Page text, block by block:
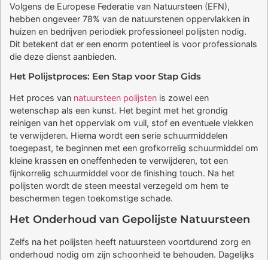
Volgens de Europese Federatie van Natuursteen (EFN),
hebben ongeveer 78% van de natuurstenen oppervlakken in
huizen en bedrijven periodiek professioneel polijsten nodig.
Dit betekent dat er een enorm potentieel is voor professionals
die deze dienst aanbieden.
Het Polijstproces: Een Stap voor Stap Gids
Het proces van natuursteen polijsten is zowel een
wetenschap als een kunst. Het begint met het grondig
reinigen van het oppervlak om vuil, stof en eventuele vlekken
te verwijderen. Hierna wordt een serie schuurmiddelen
toegepast, te beginnen met een grofkorrelig schuurmiddel om
kleine krassen en oneffenheden te verwijderen, tot een
fijnkorrelig schuurmiddel voor de finishing touch. Na het
polijsten wordt de steen meestal verzegeld om hem te
beschermen tegen toekomstige schade.
Het Onderhoud van Gepolijste Natuursteen
Zelfs na het polijsten heeft natuursteen voortdurend zorg en
onderhoud nodig om zijn schoonheid te behouden. Dagelijks